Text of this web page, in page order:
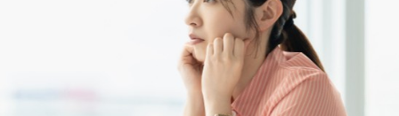
----------------------------------------------------
この日の放送をradikoタイムフリーで聴く
※放送エリア外の方は、プレミアム会員の登録でご利用いた
例えば、小さいお子さんがいるときって、やっぱり楽しいけ
れど身体がついていけないときって、ちょっと子育てが憂鬱
になったりする時って出ちゃうじゃないですか。子どもの元
気な「キャー！」というのも、元気なときには「もう！」と
いうくらいで済むけれど、頭が痛いときはキツイもんね。そ
ダムの水は「溜め込んだ本音や感情」を暗示しています。ダ
ムの何が気になったかで、あなたがなぜ言いたいことを飲み
込んでしまうのか……その理由と、我慢の深さがわかります。